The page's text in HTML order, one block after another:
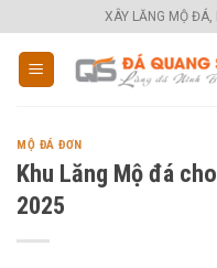
to
content
XÂY LĂNG MỘ ĐÁ,
MỘ ĐÁ ĐƠN
Khu Lăng Mộ đá
2025